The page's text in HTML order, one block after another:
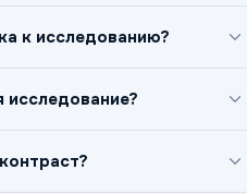
к исследованию?
исследование?